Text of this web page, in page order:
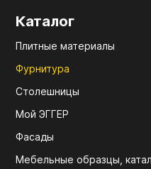
Каталог
Плитные материалы
Фурнитура
Столешницы
Мой ЭГГЕР
Фасады
Мебельные образцы,